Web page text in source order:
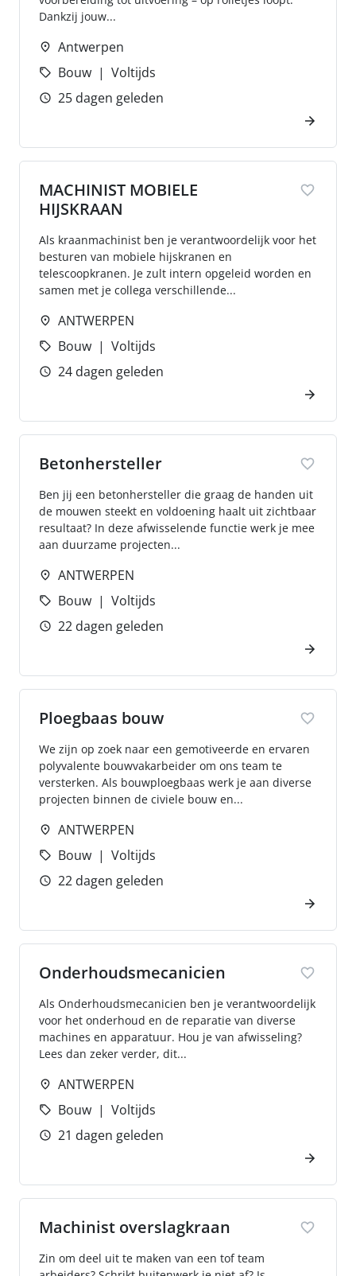
Dankzij jouw...
Antwerpen
Bouw
Voltijds
25 dagen geleden
MACHINIST MOBIELE
HIJSKRAAN
Als kraanmachinist ben je verantwoordelijk voor het
besturen van mobiele hijskranen en
telescoopkranen. Je zult intern opgeleid worden en
samen met je collega verschillende...
ANTWERPEN
Bouw
Voltijds
24 dagen geleden
Betonhersteller
Ben jij een betonhersteller die graag de handen uit
de mouwen steekt en voldoening haalt uit zichtbaar
resultaat? In deze afwisselende functie werk je mee
aan duurzame projecten...
ANTWERPEN
Bouw
Voltijds
22 dagen geleden
Ploegbaas bouw
We zijn op zoek naar een gemotiveerde en ervaren
polyvalente bouwvakarbeider om ons team te
versterken. Als bouwploegbaas werk je aan diverse
projecten binnen de civiele bouw en...
ANTWERPEN
Bouw
Voltijds
22 dagen geleden
Onderhoudsmecanicien
Als Onderhoudsmecanicien ben je verantwoordelijk
voor het onderhoud en de reparatie van diverse
machines en apparatuur. Hou je van afwisseling?
Lees dan zeker verder, dit...
ANTWERPEN
Bouw
Voltijds
21 dagen geleden
Machinist overslagkraan
Zin om deel uit te maken van een tof team